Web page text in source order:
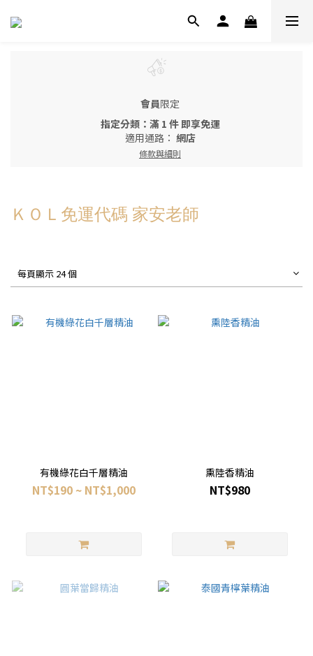
會員限定
指定分類：滿 1 件 即享免運
適用通路： 網店
條款與細則
ＫＯＬ免運代碼 家安老師
每頁顯示 24 個
有機綠花白千層精油
NT$190 ~ NT$1,000
熏陸香精油
NT$980